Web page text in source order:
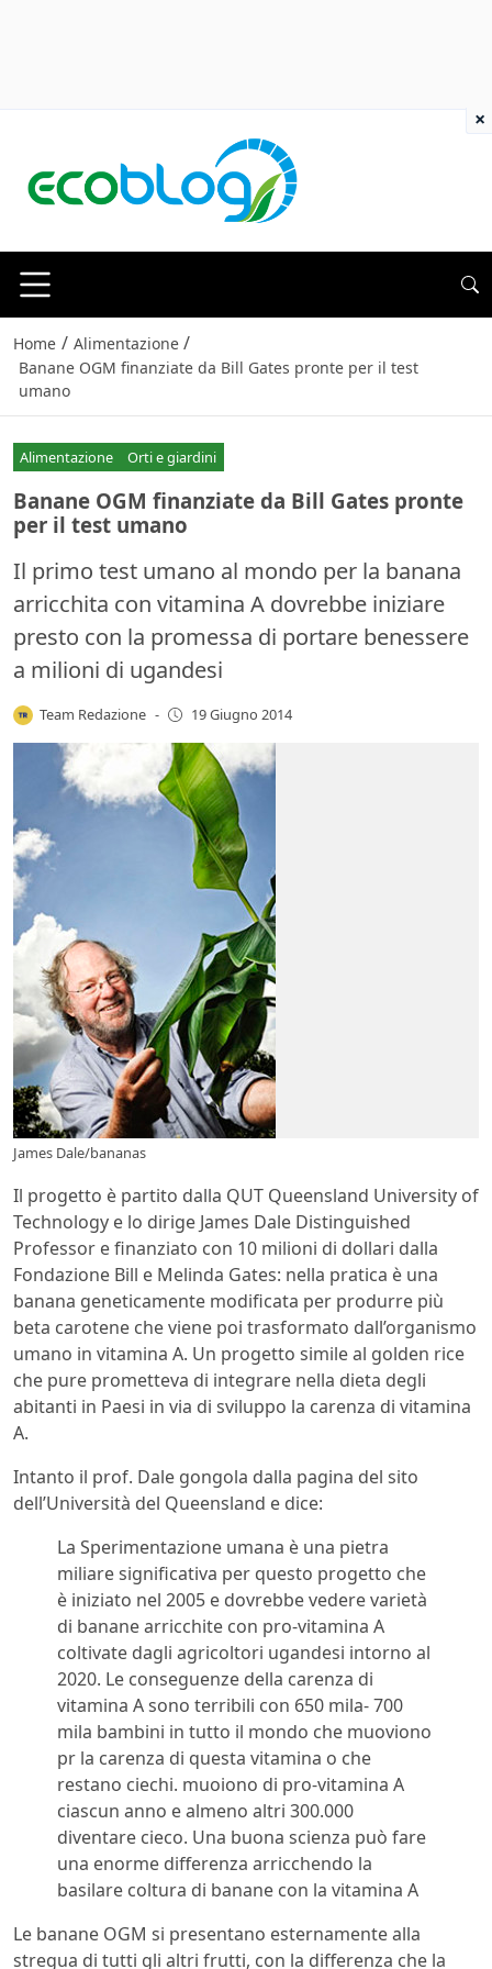
Home / Alimentazione /
Banane OGM finanziate da Bill Gates pronte per il test
umano
Alimentazione Orti e giardini
Banane OGM finanziate da Bill Gates pronte
per il test umano
Il primo test umano al mondo per la banana
arricchita con vitamina A dovrebbe iniziare
presto con la promessa di portare benessere
a milioni di ugandesi
Team Redazione - 19 Giugno 2014
James Dale/bananas
Il progetto è partito dalla QUT Queensland University of
Technology e lo dirige James Dale Distinguished
Professor e finanziato con 10 milioni di dollari dalla
Fondazione Bill e Melinda Gates: nella pratica è una
banana geneticamente modificata per produrre più
beta carotene che viene poi trasformato dall’organismo
umano in vitamina A. Un progetto simile al golden rice
che pure prometteva di integrare nella dieta degli
abitanti in Paesi in via di sviluppo la carenza di vitamina
A.
Intanto il prof. Dale gongola dalla pagina del sito
dell’Università del Queensland e dice:
La Sperimentazione umana è una pietra
miliare significativa per questo progetto che
è iniziato nel 2005 e dovrebbe vedere varietà
di banane arricchite con pro-vitamina A
coltivate dagli agricoltori ugandesi intorno al
2020. Le conseguenze della carenza di
vitamina A sono terribili con 650 mila- 700
mila bambini in tutto il mondo che muoviono
pr la carenza di questa vitamina o che
restano ciechi. muoiono di pro-vitamina A
ciascun anno e almeno altri 300.000
diventare cieco. Una buona scienza può fare
una enorme differenza arricchendo la
basilare coltura di banane con la vitamina A
Le banane OGM si presentano esternamente alla
stregua di tutti gli altri frutti, con la differenza che la
×